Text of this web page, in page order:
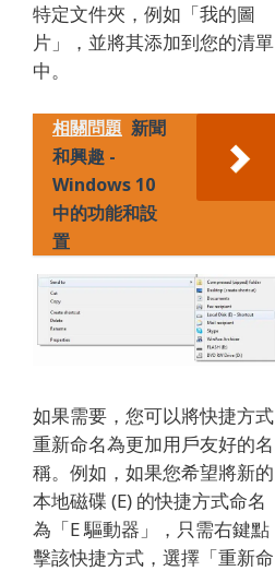
特定文件夾，例如「我的圖
片」，並將其添加到您的清單
中。
相關問題 新聞
和興趣 -
Windows 10
中的功能和設
置
如果需要，您可以將快捷方式
重新命名為更加用戶友好的名
稱。例如，如果您希望將新的
本地磁碟 (E) 的快捷方式命名
為「E 驅動器」，只需右鍵點
擊該快捷方式，選擇「重新命